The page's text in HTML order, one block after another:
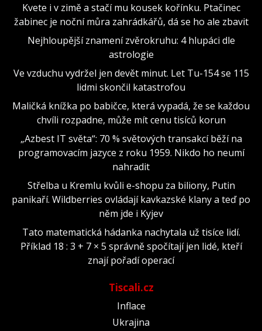
Kvete i v zimě a stačí mu kousek kořínku. Ptačinec
žabinec je noční můra zahrádkářů, dá se ho ale zbavit
Nejhloupější znamení zvěrokruhu: 4 hlupáci dle
astrologie
Ve vzduchu vydržel jen devět minut. Let Tu-154 se 115
lidmi skončil katastrofou
Maličká knížka po babičce, která vypadá, že se každou
chvíli rozpadne, může mít cenu tisíců korun
„Azbest IT světa“: 70 % světových transakcí běží na
programovacím jazyce z roku 1959. Nikdo ho neumí
nahradit
Střelba u Kremlu kvůli e-shopu za biliony, Putin
panikaří. Wildberries ovládají kavkazské klany a teď po
něm jde i Kyjev
Tato matematická hádanka nachytala už tisíce lidí.
Příklad 18 : 3 + 7 × 5 správně spočítají jen lidé, kteří
znají pořadí operací
Tiscali.cz
Inflace
Ukrajina